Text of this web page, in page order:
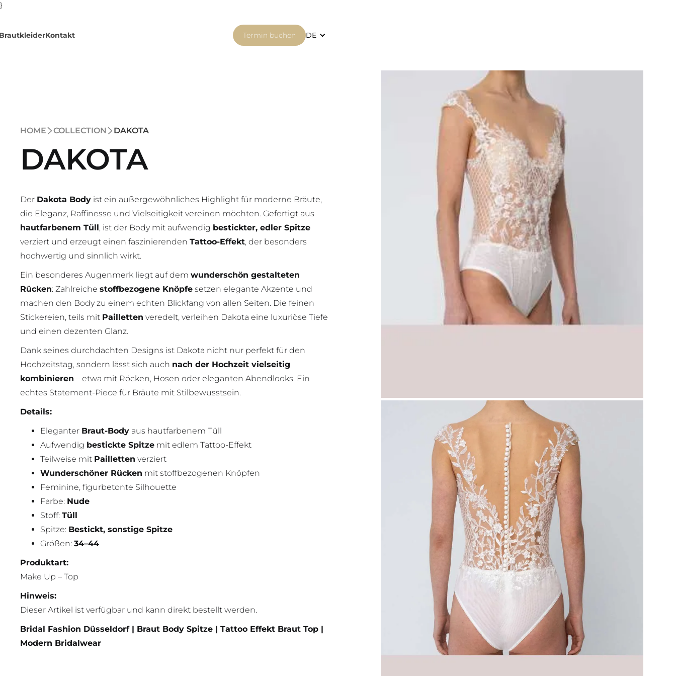
}
Kontakt Termin buchen DE
HOME COLLECTION DAKOTA
DAKOTA
Der Dakota Body ist ein außergewöhnliches Highlight für moderne Bräute,
die Eleganz, Raffinesse und Vielseitigkeit vereinen möchten. Gefertigt aus
hautfarbenem Tüll, ist der Body mit aufwendig bestickter, edler Spitze
verziert und erzeugt einen faszinierenden Tattoo-Effekt, der besonders
hochwertig und sinnlich wirkt.
Ein besonderes Augenmerk liegt auf dem wunderschön gestalteten
Rücken: Zahlreiche stoffbezogene Knöpfe setzen elegante Akzente und
machen den Body zu einem echten Blickfang von allen Seiten. Die feinen
Stickereien, teils mit Pailletten veredelt, verleihen Dakota eine luxuriöse Tiefe
und einen dezenten Glanz.
Dank seines durchdachten Designs ist Dakota nicht nur perfekt für den
Hochzeitstag, sondern lässt sich auch nach der Hochzeit vielseitig
kombinieren – etwa mit Röcken, Hosen oder eleganten Abendlooks. Ein
echtes Statement-Piece für Bräute mit Stilbewusstsein.
Details:
Eleganter Braut-Body aus hautfarbenem Tüll
Aufwendig bestickte Spitze mit edlem Tattoo-Effekt
Teilweise mit Pailletten verziert
Wunderschöner Rücken mit stoffbezogenen Knöpfen
Feminine, figurbetonte Silhouette
Farbe: Nude
Stoff: Tüll
Spitze: Bestickt, sonstige Spitze
Größen: 34–44
Produktart:
Make Up – Top
Hinweis:
Dieser Artikel ist verfügbar und kann direkt bestellt werden.
Bridal Fashion Düsseldorf | Braut Body Spitze | Tattoo Effekt Braut Top |
Modern Bridalwear